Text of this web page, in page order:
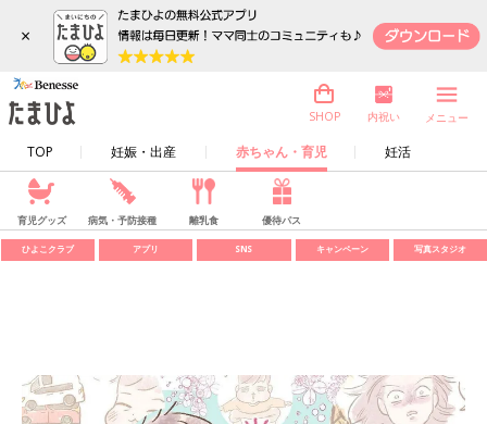
×
TOP 妊娠・出産 赤ちゃん・育児 妊活
SHOP 内祝い メニュー
育児グッズ 病気・予防接種 離乳食 優待パス
ひよこクラブ アプリ SNS キャンペーン 写真スタジオ